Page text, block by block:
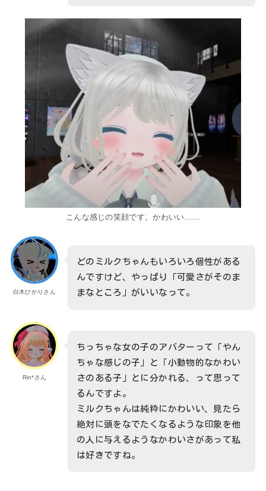
こんな感じの笑顔です。かわいい……
白木ひかりさん
どのミルクちゃんもいろいろ個性がある
んですけど、やっぱり「可愛さがそのま
まなところ」がいいなって。
Rin*さん
ちっちゃな女の子のアバターって「やん
ちゃな感じの子」と「小動物的なかわい
さのある子」とに分かれる、って思って
るんですよ。
ミルクちゃんは純粋にかわいい、見たら
絶対に頭をなでたくなるような印象を他
の人に与えるようなかわいさがあって私
は好きですね。